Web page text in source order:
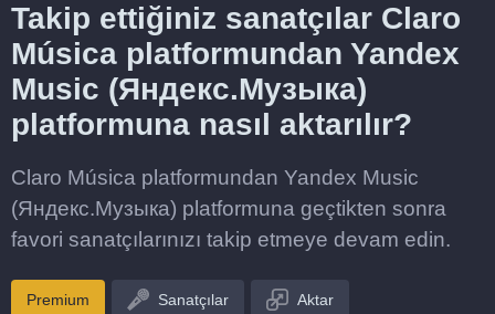
Takip ettiğiniz sanatçılar Claro
Música platformundan Yandex
Music (Яндекс.Музыка)
platformuna nasıl aktarılır?
Claro Música platformundan Yandex Music
(Яндекс.Музыка) platformuna geçtikten sonra
favori sanatçılarınızı takip etmeye devam edin.
Premium Sanatçılar Aktar